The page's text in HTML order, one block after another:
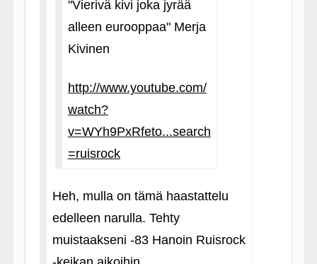
"Vierivä kivi joka jyrää
alleen eurooppaa" Merja
Kivinen
http://www.youtube.com/
watch?
v=WYh9PxRfeto...search
=ruisrock
Heh, mulla on tämä haastattelu
edelleen narulla. Tehty
muistaakseni ‑83 Hanoin Ruisrock